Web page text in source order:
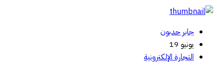
جابر حدبون
يونيو 19
التجارة الإلكترونية